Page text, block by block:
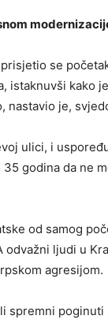
se
istaknuvši kako
nastavio je,
ulici, i
godina da ne
od samog
ljudi u
agresijom.
spremni poginuti